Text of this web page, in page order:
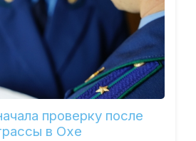
проверку после
в Охе